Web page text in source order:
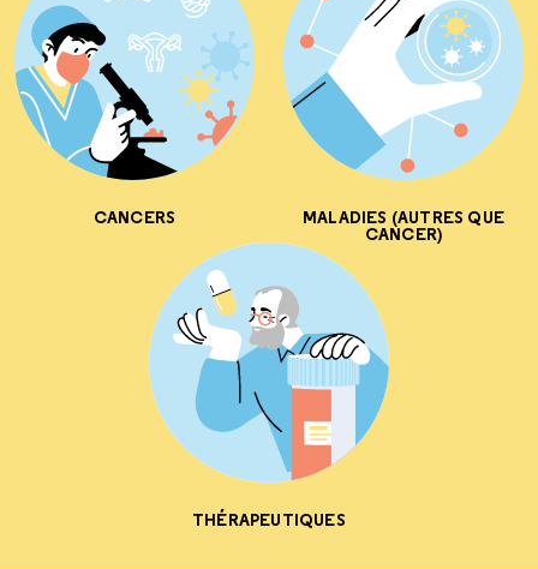
CANCERS MALADIES (AUTRES QUE
CANCER)
THÉRAPEUTIQUES